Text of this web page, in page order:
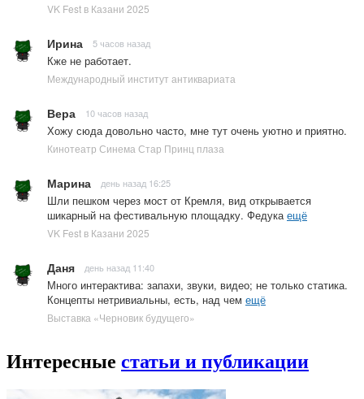
VK Fest в Казани 2025
Ирина 5 часов назад
Кже не работает.
Международный институт антиквариата
Вера 10 часов назад
Хожу сюда довольно часто, мне тут очень уютно и приятно.
Кинотеатр Синема Стар Принц плаза
Марина день назад 16:25
Шли пешком через мост от Кремля, вид открывается
шикарный на фестивальную площадку. Федукаещё
VK Fest в Казани 2025
Даня день назад 11:40
Много интерактива: запахи, звуки, видео; не только статика.
Концепты нетривиальны, есть, над чем ещё
Выставка «Черновик будущего»
Интересные статьи и публикации